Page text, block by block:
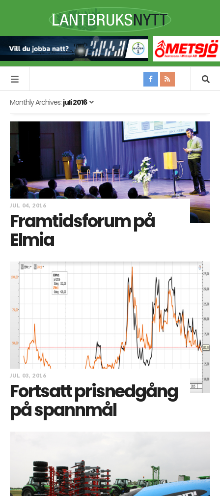
Monthly Archives: juli 2016
JUL 04, 2016
Framtidsforum på
Elmia
JUL 03, 2016
Fortsatt prisnedgång
på spannmål